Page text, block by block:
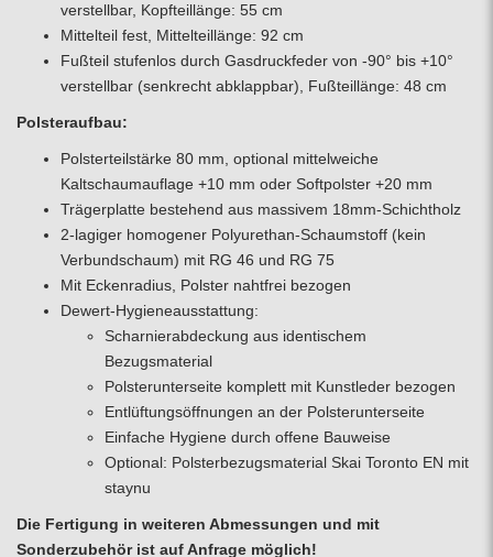
verstellbar, Kopfteillänge: 55 cm
Mittelteil fest, Mittelteillänge: 92 cm
Fußteil stufenlos durch Gasdruckfeder von -90° bis +10°
verstellbar (senkrecht abklappbar), Fußteillänge: 48 cm
Polsteraufbau:
Polsterteilstärke 80 mm, optional mittelweiche
Kaltschaumauflage +10 mm oder Softpolster +20 mm
Trägerplatte bestehend aus massivem 18mm-Schichtholz
2-lagiger homogener Polyurethan-Schaumstoff (kein
Verbundschaum) mit RG 46 und RG 75
Mit Eckenradius, Polster nahtfrei bezogen
Dewert-Hygieneausstattung:
Scharnierabdeckung aus identischem
Bezugsmaterial
Polsterunterseite komplett mit Kunstleder bezogen
Entlüftungsöffnungen an der Polsterunterseite
Einfache Hygiene durch offene Bauweise
Optional: Polsterbezugsmaterial Skai Toronto EN mit
staynu
Die Fertigung in weiteren Abmessungen und mit
Sonderzubehör ist auf Anfrage möglich!